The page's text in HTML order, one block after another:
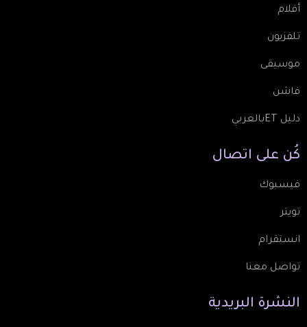
أفلام
تلفزيون
موسيقى
فاشن
دليل ETبالعربي
كُن على اتصال
فيسبوك
تويتر
انستقرام
تواصل معنا
النشرة البريدية